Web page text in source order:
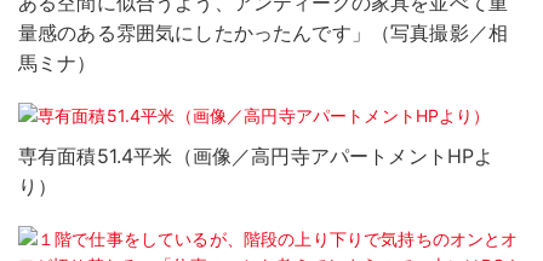
量感のある雰囲気にしたかったんです」（写真撮影／相
馬ミナ）
専有面積51.4平米（画像／高円寺アパートメントHPよ
り）